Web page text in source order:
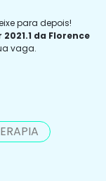
para depois!
da Florence
vaga.